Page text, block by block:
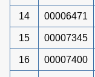
14 00006471
15 00007345
16 00007400